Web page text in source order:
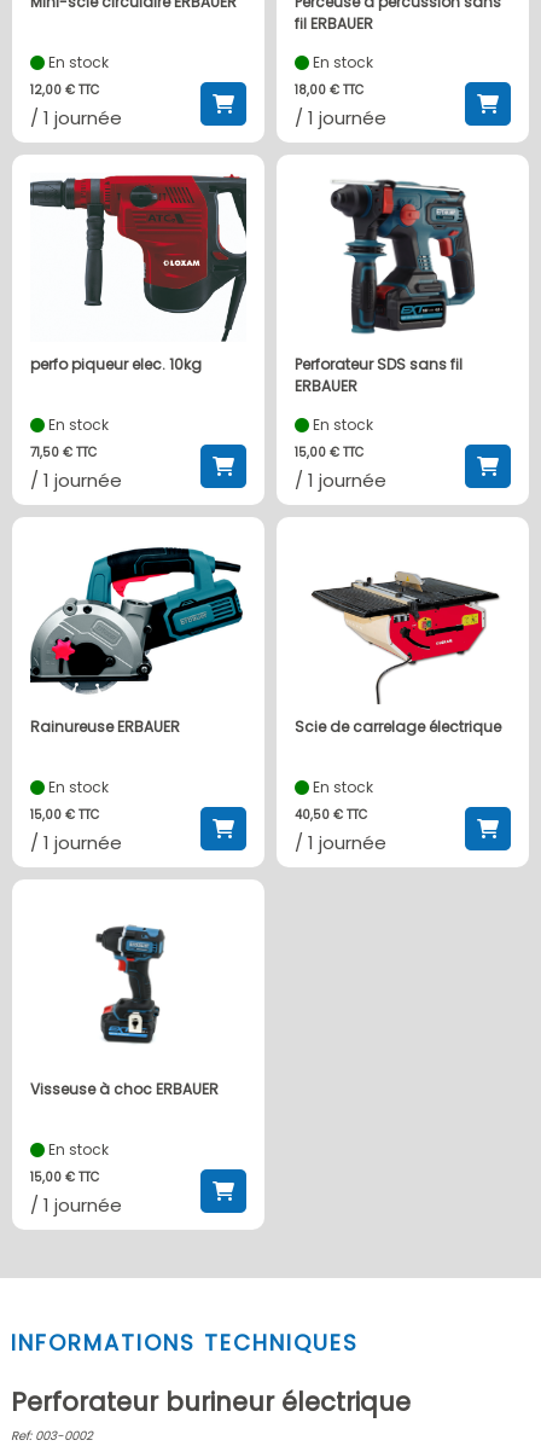
En stock
12,00 € TTC
/ 1 journée
fil ERBAUER
En stock
18,00 € TTC
/ 1 journée
perfo piqueur elec. 10kg
En stock
71,50 € TTC
/ 1 journée
Perforateur SDS sans fil
ERBAUER
En stock
15,00 € TTC
/ 1 journée
Rainureuse ERBAUER
En stock
15,00 € TTC
/ 1 journée
Scie de carrelage électrique
En stock
40,50 € TTC
/ 1 journée
Visseuse à choc ERBAUER
En stock
15,00 € TTC
/ 1 journée
INFORMATIONS TECHNIQUES
Perforateur burineur électrique
Ref: 003-0002